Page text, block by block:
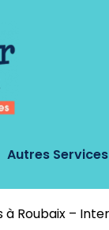
Autres Services
Roubaix –